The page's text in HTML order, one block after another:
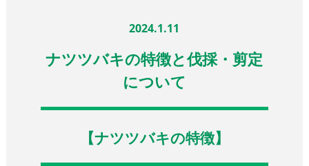
2024.1.11
ナツツバキの特徴と伐採・剪定
について
【ナツツバキの特徴】